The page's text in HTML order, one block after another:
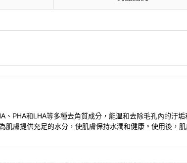
PHA和LHA等多種去角質成分，能溫和去除毛孔內的汙
膚提供充足的水分，使肌膚保持水潤和健康。使用後，